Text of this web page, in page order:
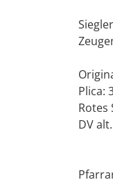
Plica:
Rotes
DV alt.